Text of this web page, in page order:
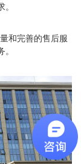
和完善的售后服